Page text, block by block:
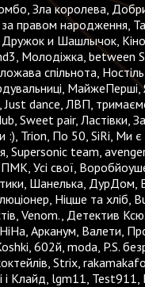
Зла королева,
правом народження,
и Шашлычок,
Молодіжка, between
спільнота,
МайжеПерші,
Just dance, ЛВП,
Sweet pair, Ластівки,
:), Trion, По 50, SiRi, Ми є
Supersonic team,
Усі свої,
Шанелька, ДурДом,
Ніцше та хліб,
Venom., Детектив
Арканум, Валети,
602й, moda, P.S.
Strix,
і Клайд, lgm11,